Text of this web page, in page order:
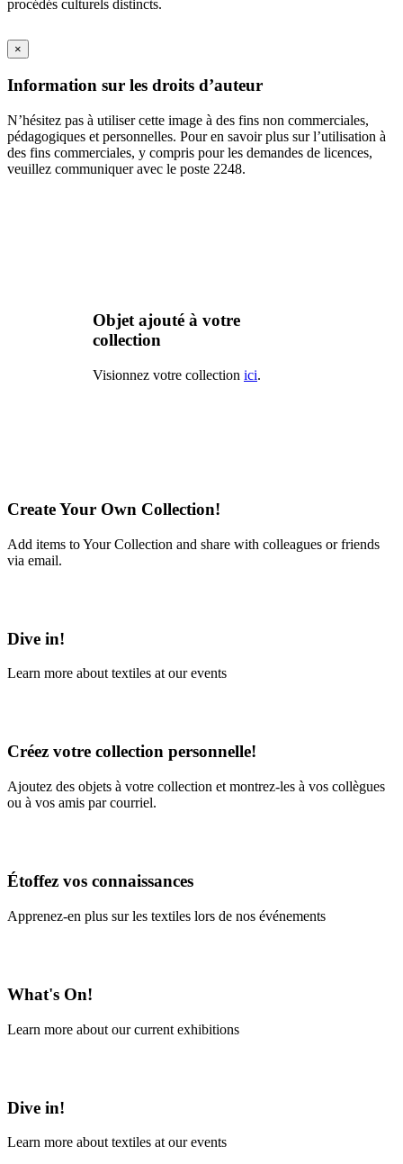
procédés culturels distincts.
×
Information sur les droits d’auteur
N’hésitez pas à utiliser cette image à des fins non commerciales,
pédagogiques et personnelles. Pour en savoir plus sur l’utilisation à
des fins commerciales, y compris pour les demandes de licences,
veuillez communiquer avec le poste 2248.
Objet ajouté à votre
collection
Visionnez votre collection ici.
Create Your Own Collection!
Add items to Your Collection and share with colleagues or friends
via email.
Dive in!
Learn more about textiles at our events
Créez votre collection personnelle!
Ajoutez des objets à votre collection et montrez-les à vos collègues
ou à vos amis par courriel.
Étoffez vos connaissances
Apprenez-en plus sur les textiles lors de nos événements
What's On!
Learn more about our current exhibitions
Dive in!
Learn more about textiles at our events